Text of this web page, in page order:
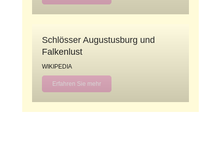
Schlösser Augustusburg und
Falkenlust
WIKIPEDIA
Erfahren Sie mehr